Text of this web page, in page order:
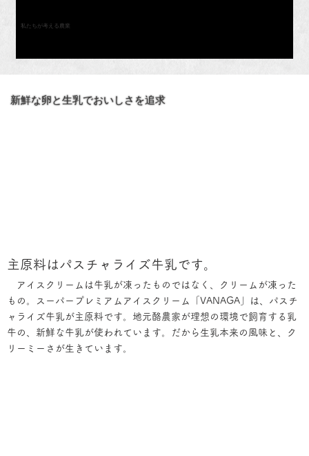
私たちが考える農業
新鮮な卵と生乳でおいしさを追求
主原料はパスチャライズ牛乳です。
アイスクリームは牛乳が凍ったものではなく、クリームが凍った
もの。スーパープレミアムアイスクリーム「VANAGA」は、パスチ
ャライズ牛乳が主原料です。地元酪農家が理想の環境で飼育する乳
牛の、新鮮な牛乳が使われています。だから生乳本来の風味と、ク
リーミーさが生きています。